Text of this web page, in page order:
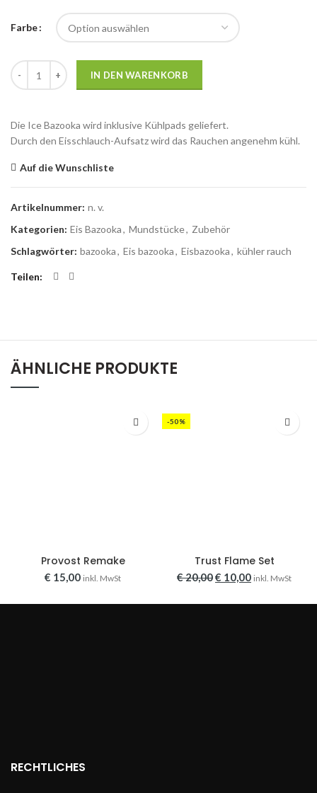
Farbe
Eis Bazooka Menge
IN DEN WARENKORB
Die Ice Bazooka wird inklusive Kühlpads geliefert.
Durch den Eisschlauch-Aufsatz wird das Rauchen angenehm kühl.
Auf die Wunschliste
Artikelnummer: n. v.
Kategorien: Eis Bazooka, Mundstücke, Zubehör
Schlagwörter: bazooka, Eis bazooka, Eisbazooka, kühler rauch
Teilen
ÄHNLICHE PRODUKTE
Provost Remake
€ 15,00 inkl. MwSt
-50%
Trust Flame Set
€20,00Ursprünglicher
war:
€ 10,00Aktueller
ist:
inkl. MwSt
RECHTLICHES